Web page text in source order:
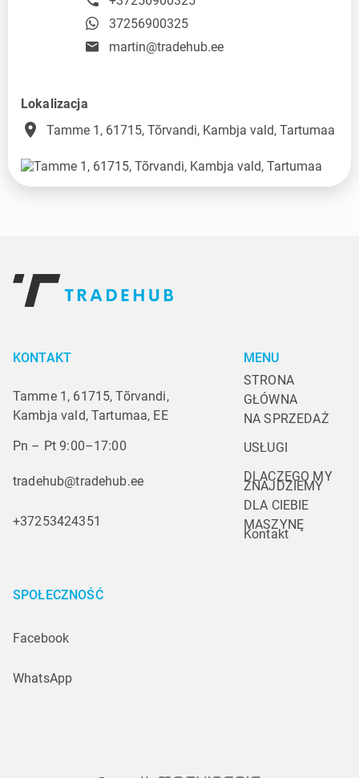
37256900325
martin@tradehub.ee
Lokalizacja
place Tamme 1, 61715, Tõrvandi, Kambja vald, Tartumaa
KONTAKT
Tamme 1, 61715, Tõrvandi,
Kambja vald, Tartumaa, EE
Pn – Pt 9:00–17:00
tradehub@tradehub.ee
+37253424351
MENU
STRONA
GŁÓWNA
NA SPRZEDAŻ
USŁUGI
DLACZEGO MY
ZNAJDZIEMY
DLA CIEBIE
MASZYNĘ
Kontakt
SPOŁECZNOŚĆ
Facebook
WhatsApp